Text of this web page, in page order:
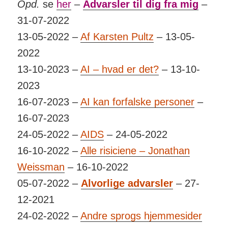
Opd. se her – Advarsler til dig fra mig –
31-07-2022
13-05-2022 –Af Karsten Pultz – 13-05-
2022
13-10-2023 –AI – hvad er det? – 13-10-
2023
16-07-2023 –AI kan forfalske personer –
16-07-2023
24-05-2022 –AIDS – 24-05-2022
16-10-2022 –Alle risiciene – Jonathan
Weissman – 16-10-2022
05-07-2022 – Alvorlige advarsler – 27-
12-2021
24-02-2022 –Andre sprogs hjemmesider